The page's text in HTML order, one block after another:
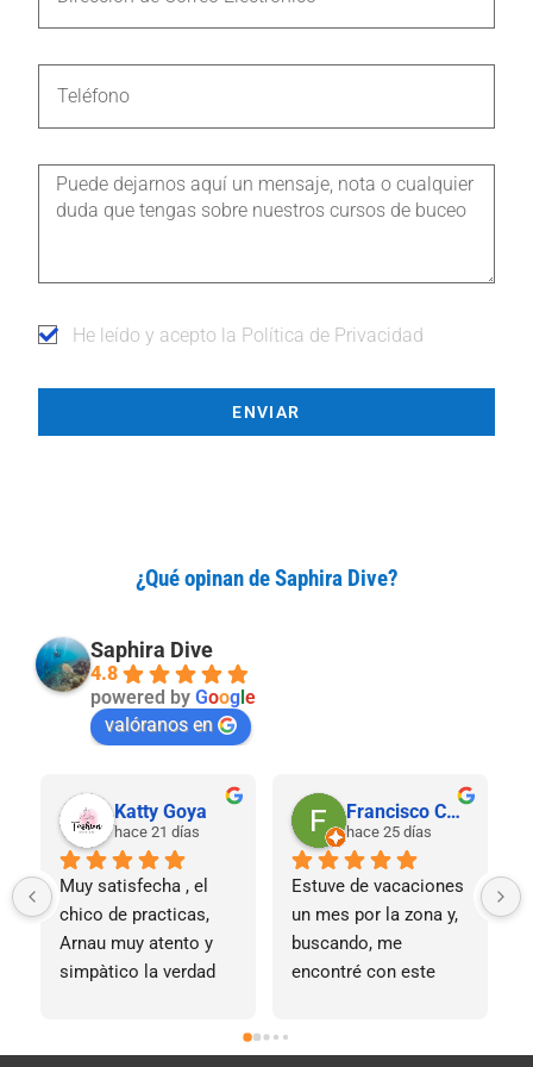
He leído y acepto la Política de Privacidad
ENVIAR
¿Qué opinan de Saphira Dive?
Saphira Dive
4.8
powered by Google
valóranos en
Eloy • LaRutaEsencial
el mes pasado
¿Que decir de Saphira
Dive? Es como la
segunda residencia en
el mar, te sientes
cuidan, están atentos
Ariadna
el mes pasado
Experiencia muy
recomendada. Me he
quitado el Open Water
con ellos y ha sido
divemaster me han